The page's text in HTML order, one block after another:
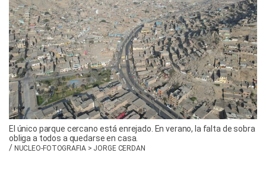
El único parque cercano está enrejado. En verano, la falta de sobra
obliga a todos a quedarse en casa.
/ NUCLEO-FOTOGRAFIA > JORGE CERDAN